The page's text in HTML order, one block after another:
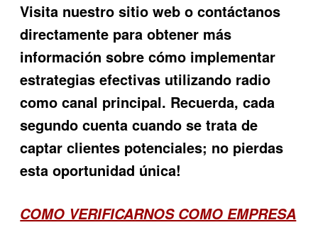
Visita nuestro sitio web o contáctanos
directamente para obtener más
información sobre cómo implementar
estrategias efectivas utilizando radio
como canal principal. Recuerda, cada
segundo cuenta cuando se trata de
captar clientes potenciales; no pierdas
esta oportunidad única!
COMO VERIFICARNOS COMO EMPRESA